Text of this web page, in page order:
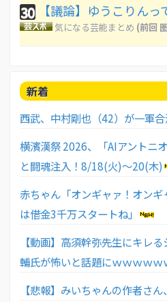
30 【議論】ゆうこりんっ
気になる芸能まとめ (前回
新着
西武、中村剛也（42）が一軍合
横濱漢祭 2026、「AIアントニ
と闘魂注入！8/18(火)〜20(木)
赤ちゃん「オンギャァ！オン
は借金3千万スタートね」
【動画】高須幹弥先生にキレ
輔氏が怖いと話題にｗｗｗｗｗ
【悲報】みいちゃんの作者さ